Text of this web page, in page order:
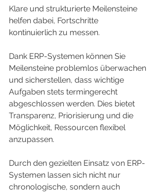
Klare und strukturierte Meilensteine
helfen dabei, Fortschritte
kontinuierlich zu messen.
Dank ERP-Systemen können Sie
Meilensteine problemlos überwachen
und sicherstellen, dass wichtige
Aufgaben stets termingerecht
abgeschlossen werden. Dies bietet
Transparenz, Priorisierung und die
Möglichkeit, Ressourcen flexibel
anzupassen.
Durch den gezielten Einsatz von ERP-
Systemen lassen sich nicht nur
chronologische, sondern auch